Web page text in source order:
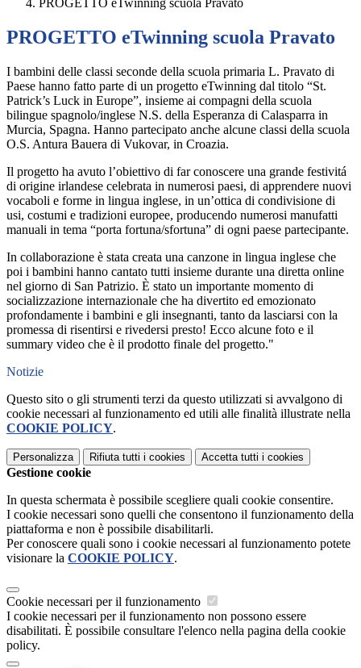
PROGETTO eTwinning scuola Pravato
PROGETTO eTwinning scuola Pravato
I bambini delle classi seconde della scuola primaria L. Pravato di
Paese hanno fatto parte di un progetto eTwinning dal titolo “St.
Patrick’s Luck in Europe”, insieme ai compagni della scuola
bilingue spagnolo/inglese N.S. della Esperanza di Calasparra in
Murcia, Spagna. Hanno partecipato anche alcune classi della scuola
O.S. Antura Bauera di Vukovar, in Croazia.
Il progetto ha avuto l’obiettivo di far conoscere una grande festivitá
di origine irlandese celebrata in numerosi paesi, di apprendere nuovi
vocaboli e forme in lingua inglese, in un’ottica di condivisione di
usi, costumi e tradizioni europee, producendo numerosi manufatti
manuali in tema “porta fortuna/sfortuna” di ogni paese partecipante.
In collaborazione è stata creata una canzone in lingua inglese che
poi i bambini hanno cantato tutti insieme durante una diretta online
nel giorno di San Patrizio. È stato un importante momento di
socializzazione internazionale che ha divertito ed emozionato
profondamente i bambini e gli insegnanti, tanto da lasciarsi con la
promessa di risentirsi e rivedersi presto! Ecco alcune foto e il
summary video che è il prodotto finale del progetto."
Notizie
Questo sito o gli strumenti terzi da questo utilizzati si avvalgono di
cookie necessari al funzionamento ed utili alle finalità illustrate nella
COOKIE POLICY.
Personalizza Rifiuta tutti i cookies Accetta tutti i cookies
Gestione cookie
In questa schermata è possibile scegliere quali cookie consentire.
I cookie necessari sono quelli che consentono il funzionamento della
piattaforma e non è possibile disabilitarli.
Per conoscere quali sono i cookie necessari al funzionamento potete
visionare la COOKIE POLICY.
Cookie necessari per il funzionamento
I cookie necessari per il funzionamento non possono essere
disabilitati. È possibile consultare l'elenco nella pagina della cookie
policy.